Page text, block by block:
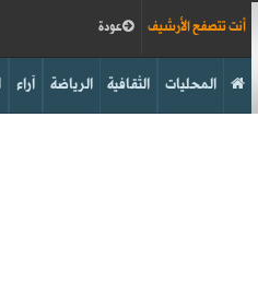
عودة أنت تتصفح الأرشيف
آراء الرياضة الثقافية المحليات